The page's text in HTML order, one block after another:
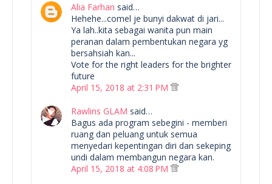
Alia Farhan said…
Hehehe...comel je bunyi dakwat di jari...
Ya lah..kita sebagai wanita pun main
peranan dalam pembentukan negara yg
bersahsiah kan...
Vote for the right leaders for the brighter
future
April 15, 2018 at 2:31 PM
Rawlins GLAM said…
Bagus ada program sebegini - memberi
ruang dan peluang untuk semua
menyedari kepentingan diri dan sekeping
undi dalam membangun negara kan.
April 15, 2018 at 4:08 PM